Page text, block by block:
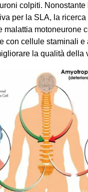
colpiti. Nonostante
per la SLA, la ricerca
malattia motoneurone
con cellule staminali e
la qualità della